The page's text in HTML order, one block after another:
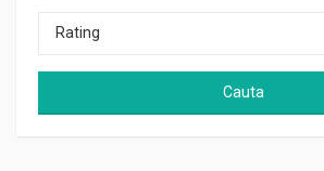
Rating
Cauta